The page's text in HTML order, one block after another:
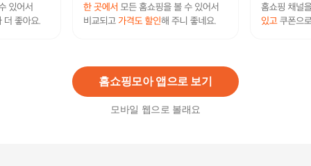
홈쇼핑모아 앱으로 보기
모바일 웹으로 볼래요
올시즌 KF80 황사 마스크 소형 50매 1BOX 국내생